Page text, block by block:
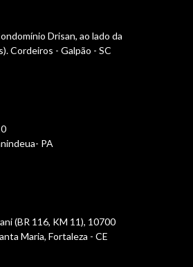
Drisan, ao lado da
Cordeiros - Galpão - SC
PA
(BR 116, KM 11), 10700
Maria, Fortaleza - CE